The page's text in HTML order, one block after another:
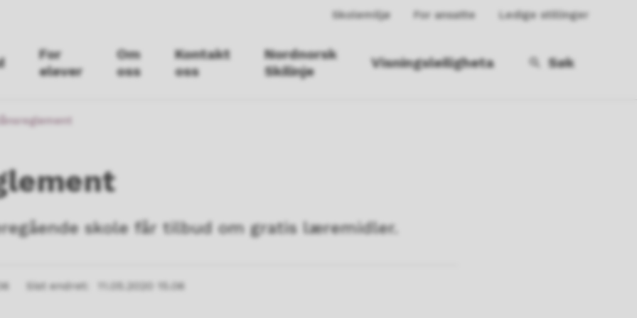
Skolemiljø For ansatte Ledige stillinger
For
elever
Om
oss
Kontakt
oss
Nordnorsk
Skilinje
Visningsleiligheta Søk
skole får tilbud om gratis læremidler.
Sist endret 11.05.2020 15.06